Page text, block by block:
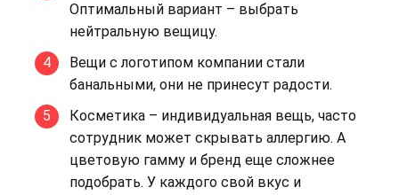
Оптимальный вариант – выбрать
нейтральную вещицу.
Вещи с логотипом компании стали
банальными, они не принесут радости.
Косметика – индивидуальная вещь, часто
сотрудник может скрывать аллергию. А
цветовую гамму и бренд еще сложнее
подобрать. У каждого свой вкус и